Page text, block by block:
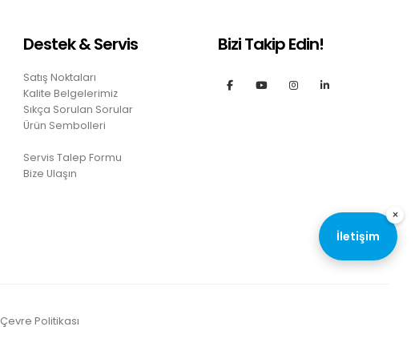
×
İletişim
Destek & Servis
Satış Noktaları
Kalite Belgelerimiz
Sıkça Sorulan Sorular
Ürün Sembolleri
Servis Talep Formu
Bize Ulaşın
Bizi Takip Edin!
Çevre Politikası